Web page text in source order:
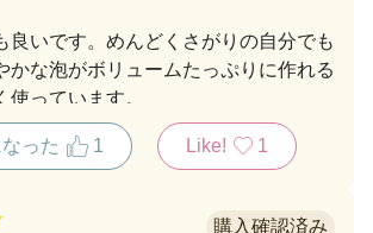
良いです。めんどくさがりの自分でも
かな泡がボリュームたっぷりに作れる
っています。
の重ね塗りでベタつく肌もスッキリ洗
の香が爽やかです。
った 1 Like! 1